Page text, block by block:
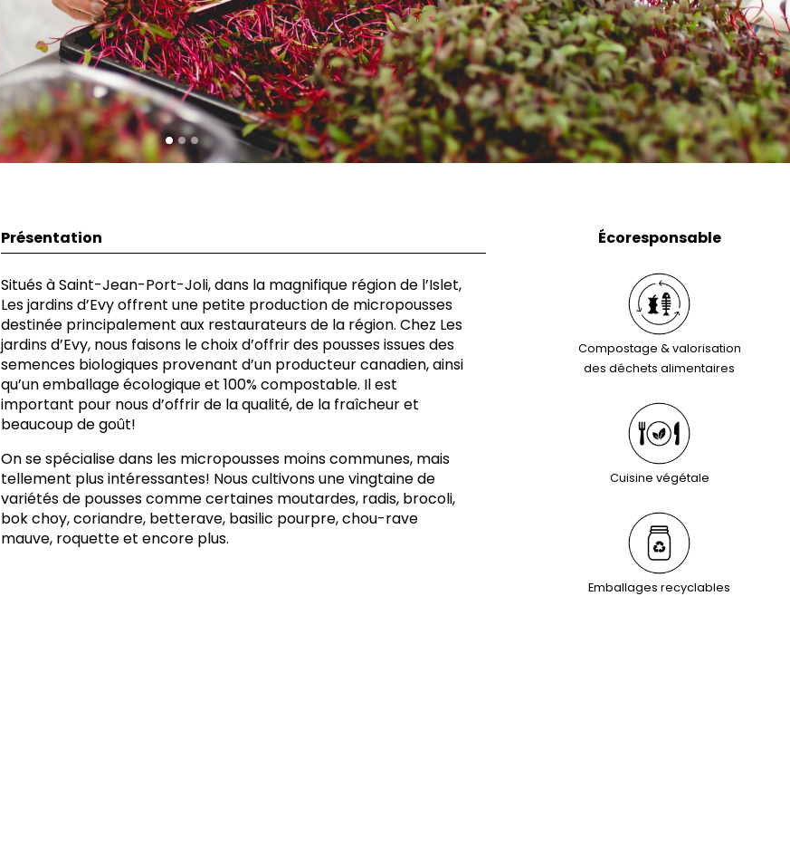
Présentation
Situés à Saint-Jean-Port-Joli, dans la magnifique région de l’Islet,
Les jardins d’Evy offrent une petite production de micropousses
destinée principalement aux restaurateurs de la région. Chez Les
jardins d’Evy, nous faisons le choix d’offrir des pousses issues des
semences biologiques provenant d’un producteur canadien, ainsi
qu’un emballage écologique et 100% compostable. Il est
important pour nous d’offrir de la qualité, de la fraîcheur et
beaucoup de goût!
On se spécialise dans les micropousses moins communes, mais
tellement plus intéressantes! Nous cultivons une vingtaine de
variétés de pousses comme certaines moutardes, radis, brocoli,
bok choy, coriandre, betterave, basilic pourpre, chou-rave
mauve, roquette et encore plus.
Écoresponsable
Compostage & valorisation
des déchets alimentaires
Cuisine végétale
Emballages recyclables